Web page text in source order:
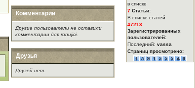
Комментарии
Другие пользователи не оставили
комментарии для ronujici.
Друзья
Друзей нет.
в списке
7 Статьи:
В списке статей
47213
Зарегистрированных
пользователей:
Последний: vassa
Страниц просмотрено: